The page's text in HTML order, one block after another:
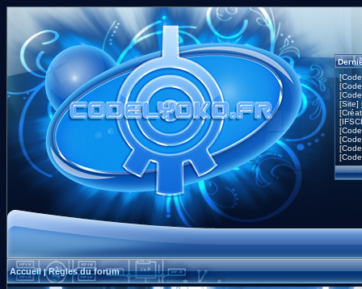
[Site]
Accueil|Règles du forum